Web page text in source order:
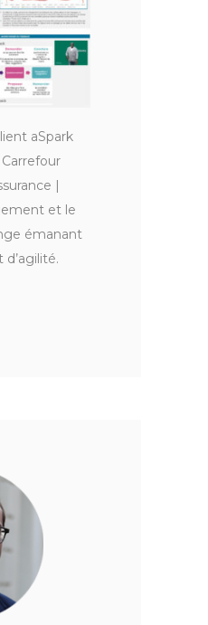
aSpark
|
et le
émanant